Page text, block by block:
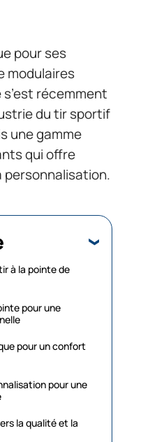
pour ses
modulaires
récemment
du tir sportif
une gamme
qui offre
personnalisation.
à la pointe de
pour une
pour un confort
pour une
la qualité et la